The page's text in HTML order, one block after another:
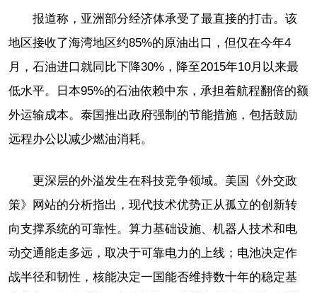
报道称，亚洲部分经济体承受了最直接的打击。该
地区接收了海湾地区约85%的原油出口，但仅在今年4
月，石油进口就同比下降30%，降至2015年10月以来最
低水平。日本95%的石油依赖中东，承担着航程翻倍的额
外运输成本。泰国推出政府强制的节能措施，包括鼓励
远程办公以减少燃油消耗。
更深层的外溢发生在科技竞争领域。美国《外交政
策》网站的分析指出，现代技术优势正从孤立的创新转
向支撑系统的可靠性。算力基础设施、机器人技术和电
动交通能走多远，取决于可靠电力的上线；电池决定作
战半径和韧性，核能决定一国能否维持数十年的稳定基